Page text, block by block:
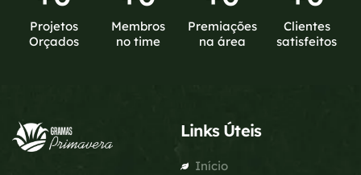
Projetos
Orçados
Membros
no time
Premiações
na área
Clientes
satisfeitos
Links Úteis
Início